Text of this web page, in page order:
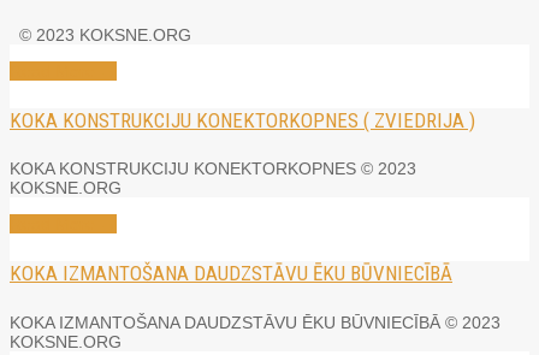
© 2023 KOKSNE.ORG
KOKA KONSTRUKCIJU KONEKTORKOPNES ( ZVIEDRIJA )
KOKA KONSTRUKCIJU KONEKTORKOPNES © 2023
KOKSNE.ORG
KOKA IZMANTOŠANA DAUDZSTĀVU ĒKU BŪVNIECĪBĀ
KOKA IZMANTOŠANA DAUDZSTĀVU ĒKU BŪVNIECĪBĀ © 2023
KOKSNE.ORG